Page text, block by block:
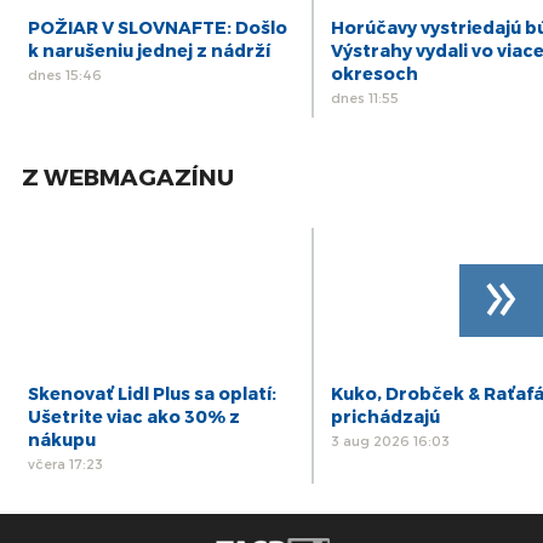
POŽIAR V SLOVNAFTE: Došlo
k narušeniu jednej z nádrží
dnes 15:46
Horúčavy vystriedajú
Výstrahy vydali vo
okresoch
dnes 11:55
Z WEBMAGAZÍNU
Skenovať Lidl Plus sa oplatí:
Ušetrite viac ako 30% z
nákupu
včera 17:23
Kuko, Drobček &
prichádzajú
3 aug 2026 16:03
»